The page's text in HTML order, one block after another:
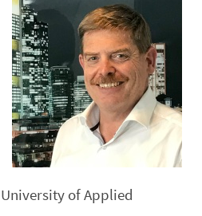
of Applied